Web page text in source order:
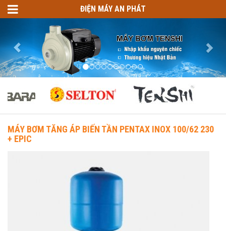
ĐIỆN MÁY AN PHÁT
MÁY BƠM TĂNG ÁP BIẾN TẦN PENTAX INOX 100/62 230
+ EPIC